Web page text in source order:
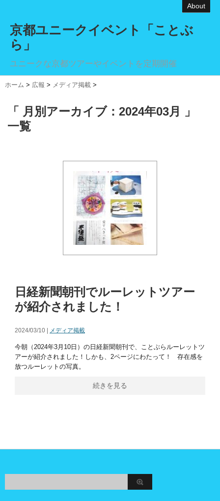
About
京都ユニークイベント「ことぶ
ら」
ユニークな京都ツアーやイベントを定期開催
ホーム > 広報 > メディア掲載 >
「 月別アーカイブ：2024年03月 」
一覧
日経新聞朝刊でルーレットツアー
が紹介されました！
2024/03/10 | メディア掲載
今朝（2024年3月10日）の日経新聞朝刊で、ことぶらルーレットツ
アーが紹介されました！しかも、2ページにわたって！ 存在感を
放つルーレットの写真。
続きを見る